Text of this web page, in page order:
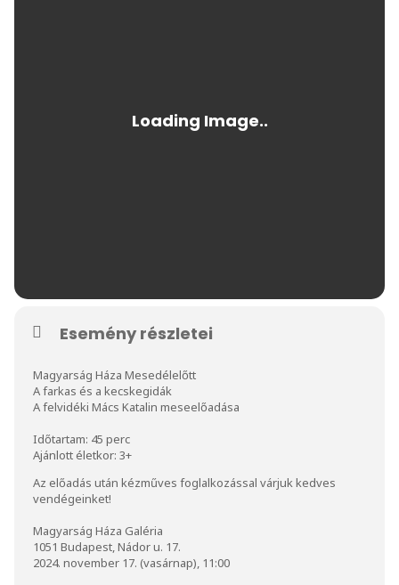
Esemény részletei
Magyarság Háza Mesedélelőtt
A farkas és a kecskegidák
A felvidéki Mács Katalin meseelőadása
Időtartam: 45 perc
Ajánlott életkor: 3+
Az előadás után kézműves foglalkozással várjuk kedves
vendégeinket!
Magyarság Háza Galéria
1051 Budapest, Nádor u. 17.
2024. november 17. (vasárnap), 11:00